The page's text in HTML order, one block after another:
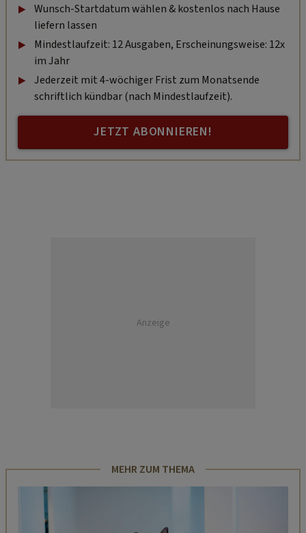
Wunsch-Startdatum wählen & kostenlos nach Hause
liefern lassen
Mindestlaufzeit: 12 Ausgaben, Erscheinungsweise: 12x
im Jahr
Jederzeit mit 4-wöchiger Frist zum Monatsende
schriftlich kündbar (nach Mindestlaufzeit).
JETZT ABONNIEREN!
Anzeige
MEHR ZUM THEMA